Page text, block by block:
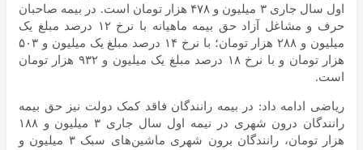
اول سال جاری ۳ میلیون و ۴۷۸ هزار تومان است. در بیمه صاحبان
حرف و مشاغل آزاد حق بیمه ماهیانه با نرخ ۱۲ درصد مبلغ یک
میلیون و ۲۸۸ هزار تومان؛ با نرخ ۱۴ درصد مبلغ یک میلیون و ۵۰۳
هزار تومان و با نرخ ۱۸ درصد مبلغ یک میلیون و ۹۳۲ هزار تومان
است.
ریاضی ادامه داد: در بیمه رانندگان فاقد کمک دولت نیز حق بیمه
رانندگان درون شهری در نیمه اول سال جاری ۳ میلیون و ۱۸۸
هزار تومان، رانندگان برون شهری ماشین‌های سبک ۳ میلیون و